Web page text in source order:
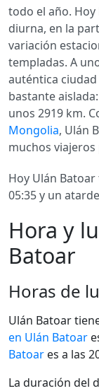
todo el año.
diurna, en la
variación
templadas. A
auténtica
bastante
unos 2919 km.
Mongolia, Ulán
muchos
Hoy Ulán
05:35 y un
Hora y
Batoar
Horas de
Ulán Batoar
en Ulán Batoar
Batoar es a las
La duración del